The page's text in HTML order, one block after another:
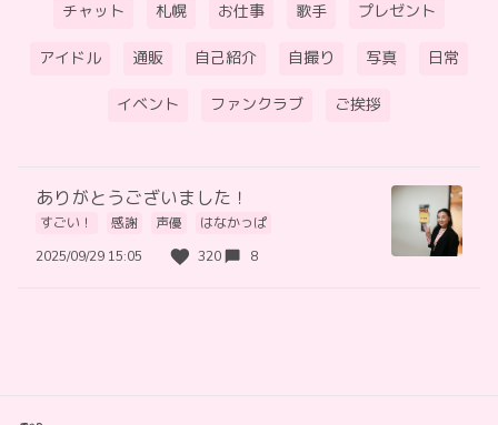
チャット 札幌 お仕事 歌手 プレゼント
アイドル 通販 自己紹介 自撮り 写真 日常
イベント ファンクラブ ご挨拶
ありがとうございました！
すごい！ 感謝 声優
はなかっぱ
2025/09/29 15:05
320 8